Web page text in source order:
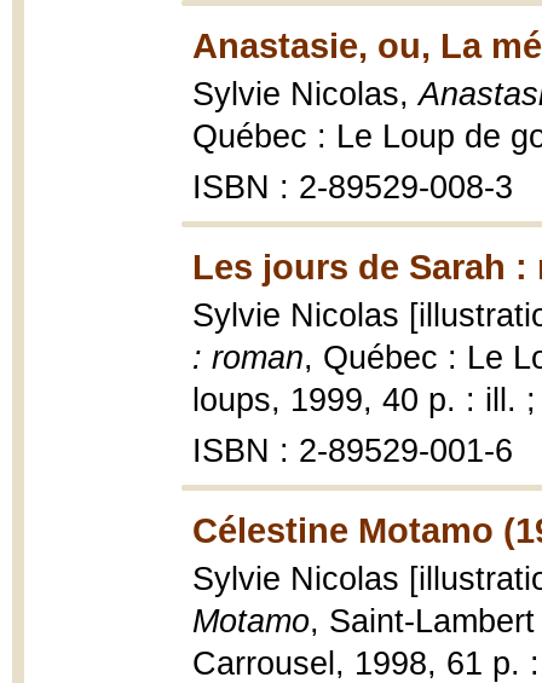
Anastasie, ou, La
Sylvie Nicolas,
Québec : Le Loup de
ISBN : 2-89529-008-3
Les jours de Sarah :
Sylvie Nicolas
: roman, Québec : Le
loups, 1999, 40 p. : ill.
ISBN : 2-89529-001-6
Célestine Motamo
Sylvie Nicolas
Motamo, Saint-
Carrousel, 1998, 61 p.